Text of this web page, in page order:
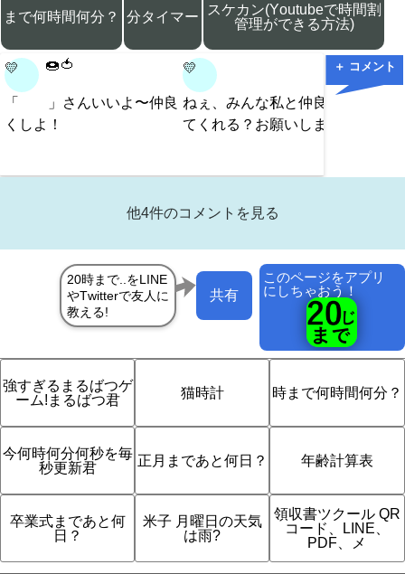
まで何時間何分？ 分タイマー
スケカン(Youtubeで時間割
管理ができる方法)
＋ コメント
💛 🍩🍅
「 」さんいいよ〜仲良
くしよ！
💛
ねぇ、みんな私と仲良くし
てくれる？お願いします。
💛
他4件のコメントを見る
このページをアプリ
にしちゃおう！
共有
強すぎるまるばつゲ
ーム!まるばつ君
猫時計 時まで何時間何分？
今何時何分何秒を毎
秒更新君
正月まであと何日？ 年齢計算表
卒業式まであと何
日？
米子 月曜日の天気
は雨?
領収書ツクール QR
コード、LINE、
PDF、メ